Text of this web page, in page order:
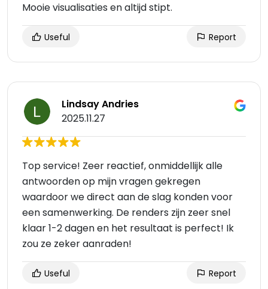
Mooie visualisaties en altijd stipt.
Useful Report
Lindsay Andries
2025.11.27
Top service! Zeer reactief, onmiddellijk alle
antwoorden op mijn vragen gekregen
waardoor we direct aan de slag konden voor
een samenwerking. De renders zijn zeer snel
klaar 1-2 dagen en het resultaat is perfect! Ik
zou ze zeker aanraden!
Useful Report